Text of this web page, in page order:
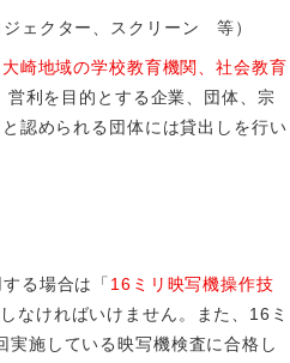
ェクター、スクリーン 等）
大崎地域の学校教育機関、社会教育
営利を目的とする企業、団体、宗
認められる団体には貸出しを行い
る場合は「 16ミリ映写機操作技
なければいけません。また、16ミ
実施している映写機検査に合格し